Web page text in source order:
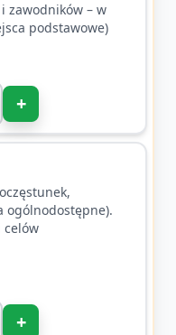
zawodników – w
podstawowe)
+
ogólnodostępne).
celów
+